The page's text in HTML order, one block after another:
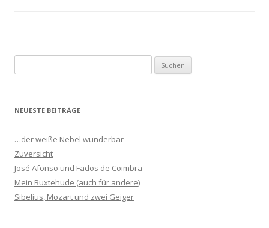
u
h
n
a
c
h
NEUESTE BEITRÄGE
…der weiße Nebel wunderbar
Zuversicht
José Afonso und Fados de Coimbra
Mein Buxtehude (auch für andere)
Sibelius, Mozart und zwei Geiger